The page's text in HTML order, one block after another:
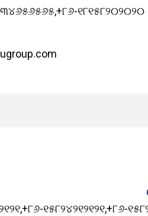
,+୮୬-୧୮୧୫୮୨୦୨୦୨୦
,+୮୬-୧୫୮୨୪୨୧୨୧୨୧,+୮୬-